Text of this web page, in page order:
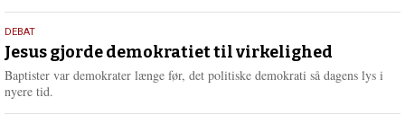
e
r
18.
maj
2026
DEBAT
Jesus gjorde demokratiet til virkelighed
Baptister var demokrater længe før, det politiske demokrati så dagens lys i
nyere tid.